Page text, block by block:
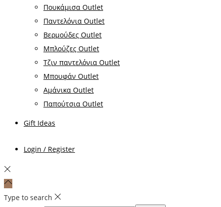
Πουκάμισα Outlet
Παντελόνια Outlet
Βερμούδες Outlet
Μπλούζες Outlet
Τζιν παντελόνια Outlet
Μπουφάν Outlet
Αμάνικα Outlet
Παπούτσια Outlet
Gift Ideas
Login / Register
Type to search